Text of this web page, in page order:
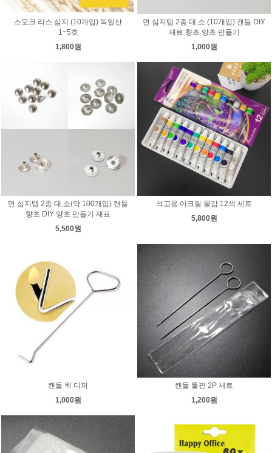
스모크 리스 심지 (10개입) 독일산
1~5호
1,800원
면 심지탭 2종 대,소 (10개입) 캔들 DIY
재료 향초 양초 만들기
1,000원
면 심지탭 2종 대,소(약 100개입) 캔들
향초 DIY 양초 만들기 재료
5,500원
석고용 아크릴 물감 12색 세트
5,800원
캔들 윅 디퍼
1,000원
캔들 툴핀 2P 세트
1,200원